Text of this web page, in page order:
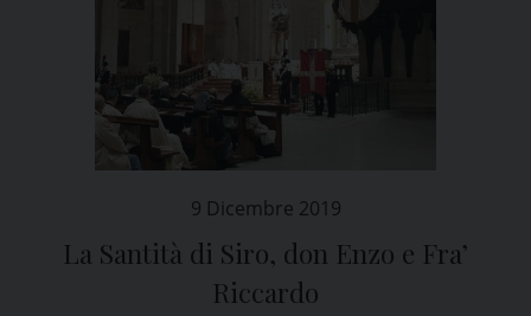
9 Dicembre 2019
La Santità di Siro, don Enzo e Fra’
Riccardo